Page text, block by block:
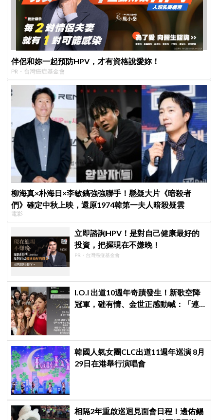
伴侶和妳一起預防HPV，才有資格說愛妳！
PR・台灣癌症基金會
柳海真×朴海日×李敏鎬強強聯手！懸疑大片《暗殺者
們》確定中秋上映，還原1974韓第一夫人暗殺疑雲
電影
立即諮詢HPV！是對自己健康最好的
投資，把握現在不嫌晚！
PR・台灣癌症基金會
I.O.I 出道10週年奇蹟發生！新歌空降
冠軍，磪有情、金世正感動喊：「連
韓國人氣女團CLC出道11週年巡演 8月
29日在港舉行演唱會
相隔2年重啟巡迴見面會日程！邊佑錫